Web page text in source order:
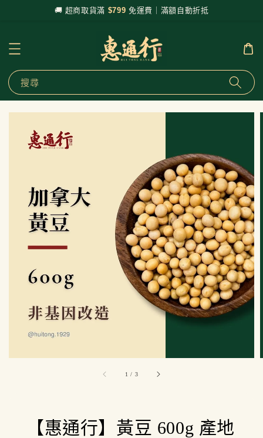
🚚 超商取貨滿 $799 免運費｜滿額自動折抵
搜尋
1 / 3
【惠通行】黃豆 600g 產地